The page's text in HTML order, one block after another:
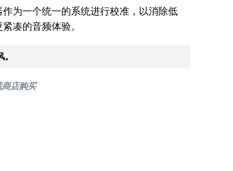
为一个统一的系统进行校准，以消除低
凑的音频体验。
店购买